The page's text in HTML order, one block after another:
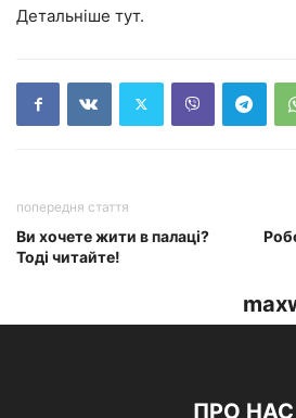
Детальніше тут.
попередня стаття
Ви хочете жити в палаці?
Тоді читайте!
ПРО НАС